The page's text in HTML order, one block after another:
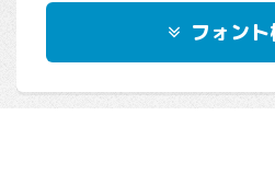
フォン